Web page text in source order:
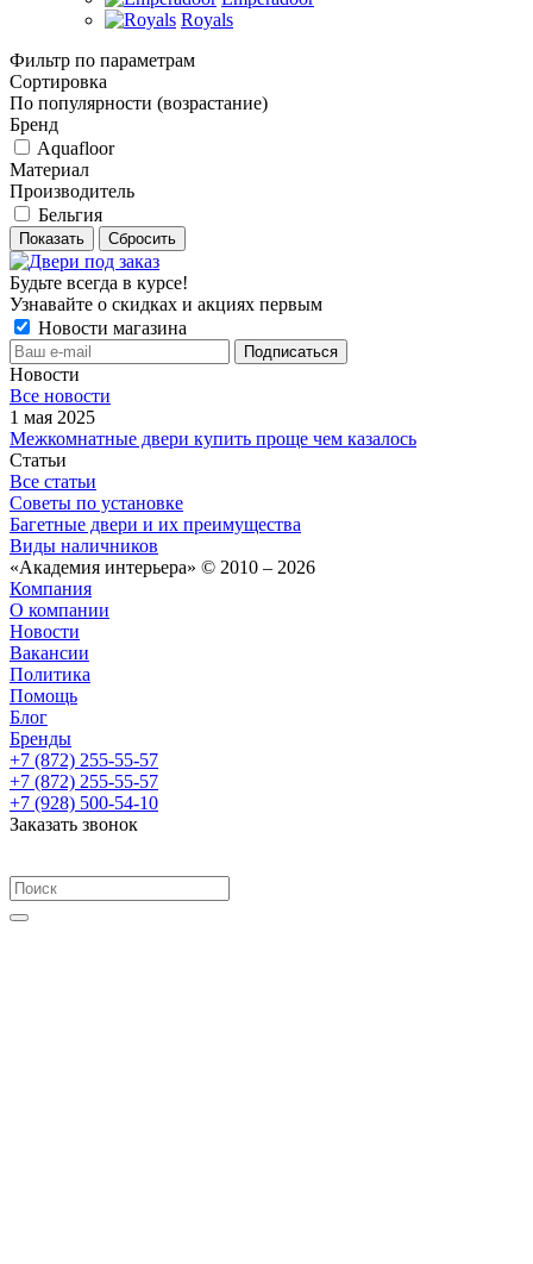
Royals
Фильтр по параметрам
Сортировка
По популярности (возрастание)
Бренд
Aquafloor
Материал
Производитель
Бельгия
Сбросить
Будьте всегда в курсе!
Узнавайте о скидках и акциях первым
Новости магазина
Новости
Все новости
1 мая 2025
Межкомнатные двери купить проще чем казалось
Статьи
Все статьи
Советы по установке
Багетные двери и их преимущества
Виды наличников
«Академия интерьера» © 2010 – 2026
Компания
О компании
Новости
Вакансии
Политика
Помощь
Блог
Бренды
+7 (872) 255-55-57
+7 (872) 255-55-57
+7 (928) 500-54-10
Заказать звонок